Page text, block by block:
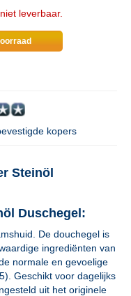
leverbaar.
kopers
Steinöl
Duschegel:
De douchegel is
ingrediënten van
normale en gevoelige
Geschikt voor dagelijks
uit het originele